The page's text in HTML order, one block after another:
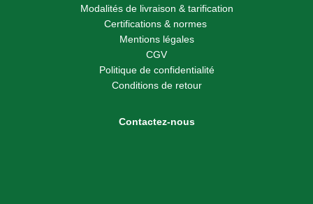
Modalités de livraison & tarification
Certifications & normes
Mentions légales
CGV
Politique de confidentialité
Conditions de retour
Contactez-nous